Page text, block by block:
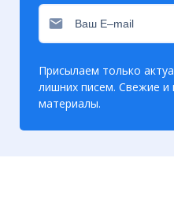
Присылаем только
лишних писем. Свежие
материалы.